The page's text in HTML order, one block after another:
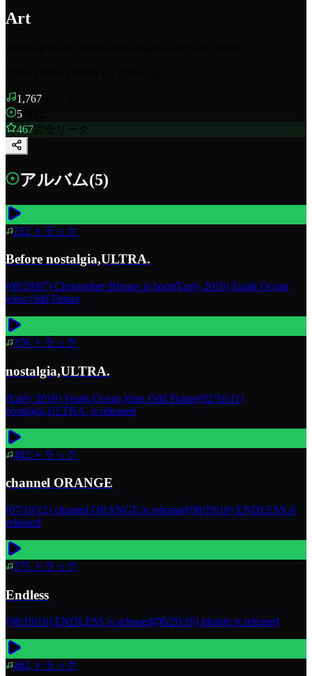
Art
1,767
5
467完全リーク
アルバム(5)
252 トラック
Before nostalgia,ULTRA.
(08/28/87) Christopher Breaux is born(Early 2010) Frank Ocean
joins Odd Future
376 トラック
nostalgia,ULTRA.
(Early 2010) Frank Ocean joins Odd Future(02/16/11)
nostalgia,ULTRA. is released
402 トラック
channel ORANGE
(07/10/12) channel ORANGE is released(08/19/16) ENDLESS is
released
275 トラック
Endless
(08/19/16) ENDLESS is released(08/20/16) blonde is released
462 トラック